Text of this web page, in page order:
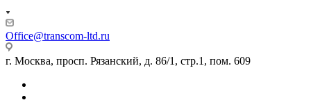
Office@transcom-ltd.ru
г. Москва, просп. Рязанский, д. 86/1, стр.1, пом. 609